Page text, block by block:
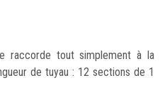
raccorde tout simplement à la
de tuyau : 12 sections de 1